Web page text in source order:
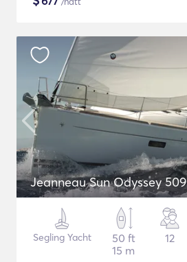
Jeanneau Sun Odyssey 509
Segling Yacht
50 ft
15 m
12